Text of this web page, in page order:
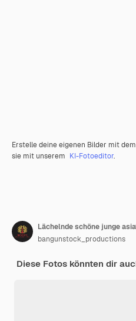
Erstelle deine eigenen Bilder mit dem
sie mit unserem KI-Fotoeditor.
bangunstock_productions
Diese Fotos könnten dir